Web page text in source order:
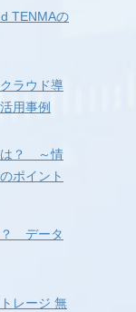
TENMAの
ラウド導
用事例
は？ ～情
ポイント
？ データ
レージ 無